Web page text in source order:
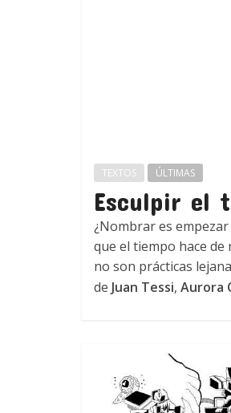
TEXTOS ÚLTIMAS
Esculpir el
¿Nombrar es
que el tiempo hace
no son prácticas
de Juan Tessi, Aurora